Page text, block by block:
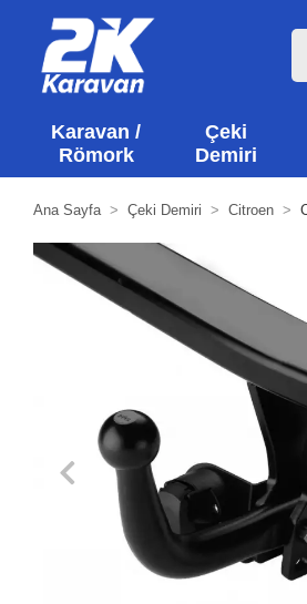
Karavan /
Römork
Çeki
Demiri
Ana Sayfa Çeki Demiri Citroen